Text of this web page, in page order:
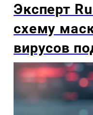
Эксперт
схему
вирусов